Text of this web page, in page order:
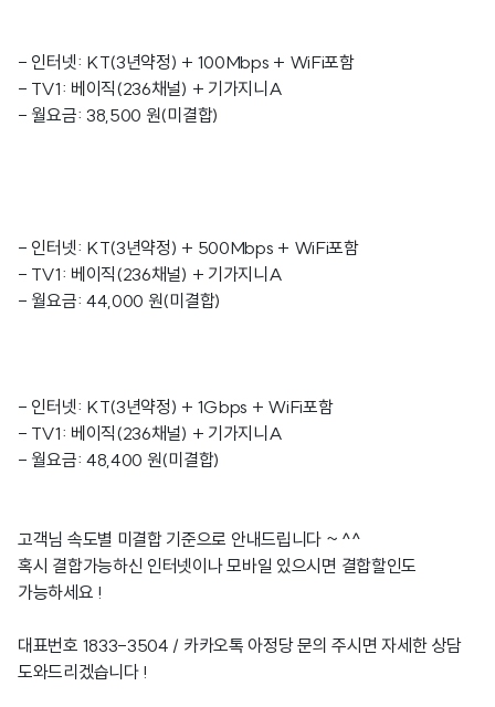
- 인터넷: KT(3년약정) + 100Mbps + WiFi포함
- TV1: 베이직(236채널) + 기가지니A
- 월요금: 38,500 원(미결합)
- 인터넷: KT(3년약정) + 500Mbps + WiFi포함
- TV1: 베이직(236채널) + 기가지니A
- 월요금: 44,000 원(미결합)
- 인터넷: KT(3년약정) + 1Gbps + WiFi포함
- TV1: 베이직(236채널) + 기가지니A
- 월요금: 48,400 원(미결합)
고객님 속도별 미결합 기준으로 안내드립니다 ~ ^^
혹시 결합가능하신 인터넷이나 모바일 있으시면 결합할인도
가능하세요 !
대표번호 1833-3504 / 카카오톡 아정당 문의 주시면 자세한 상담
도와드리겠습니다 !